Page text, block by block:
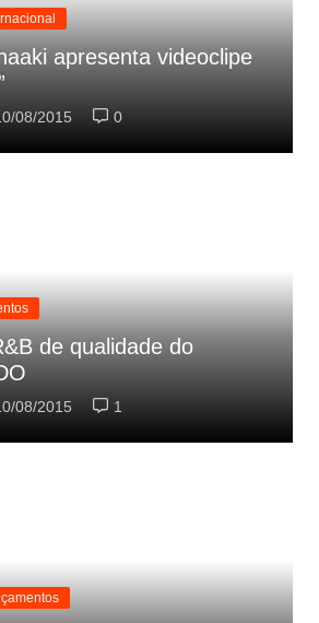
apresenta videoclipe
08/2015 0
de qualidade do
08/2015 1